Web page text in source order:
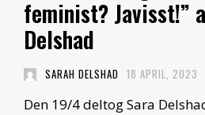
feminist? Javisst!”
Delshad
SARAH DELSHAD 18 APRIL, 2023
Den 19/4 deltog Sara